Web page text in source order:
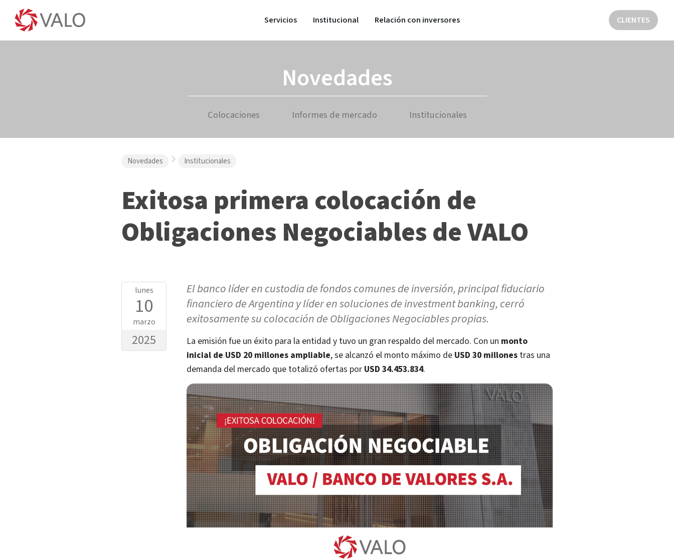
Servicios Institucional Relación con inversores CLIENTES
Novedades
Colocaciones Informes de mercado Institucionales
Novedades Institucionales
Exitosa primera colocación de
Obligaciones Negociables de VALO
lunes
10
marzo
2025
El banco líder en custodia de fondos comunes de inversión, principal fiduciario
financiero de Argentina y líder en soluciones de investment banking, cerró
exitosamente su colocación de Obligaciones Negociables propias.
La emisión fue un éxito para la entidad y tuvo un gran respaldo del mercado. Con un monto
inicial de USD 20 millones ampliable, se alcanzó el monto máximo de USD 30 millonestras una
demanda del mercado que totalizó ofertas por USD 34.453.834.